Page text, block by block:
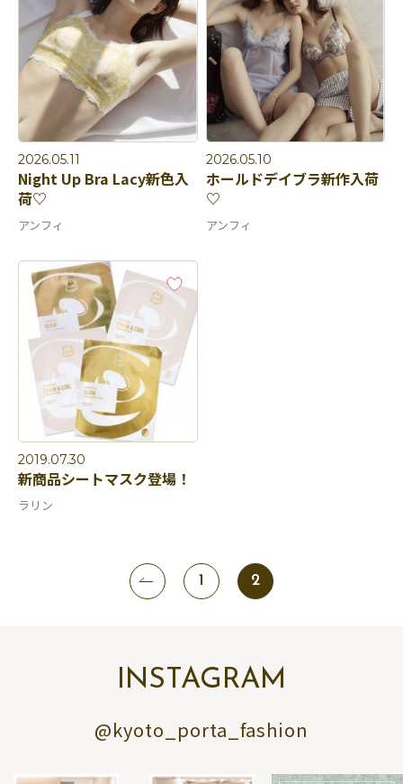
2026.05.11
Night Up Bra Lacy新色入
荷♡
アンフィ
2026.05.10
ホールドデイブラ新作入荷
♡
アンフィ
2019.07.30
新商品シートマスク登場！
ラリン
1 2
INSTAGRAM
@kyoto_porta_fashion